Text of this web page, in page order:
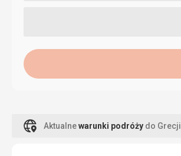
Aktualnewarunki podróży do Grecji